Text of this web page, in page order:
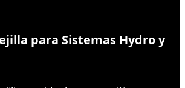
para Sistemas Hydro y